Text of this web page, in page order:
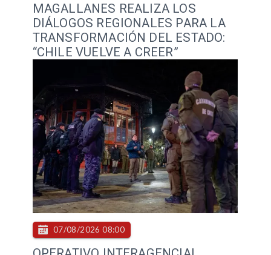
MAGALLANES REALIZA LOS
DIÁLOGOS REGIONALES PARA LA
TRANSFORMACIÓN DEL ESTADO:
“CHILE VUELVE A CREER”
07/08/2026 08:00